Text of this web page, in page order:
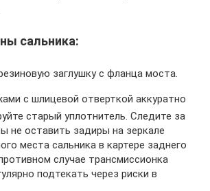
сальника:
заглушку с фланца моста.
с шлицевой отверткой аккуратно
старый уплотнитель. Следите за
не оставить задиры на зеркале
места сальника в картере заднего
случае трансмиссионка
подтекать через риски в